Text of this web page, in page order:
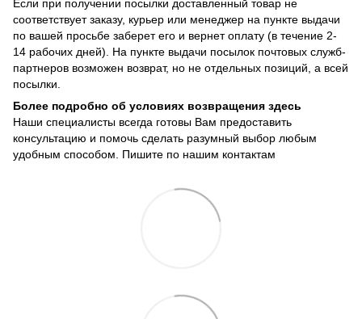
Если при получении посылки доставленный товар не
соответствует заказу, курьер или менеджер на пункте выдачи
по вашей просьбе заберет его и вернет оплату (в течение 2-
14 рабочих дней). На пункте выдачи посылок почтовых служб-
партнеров возможен возврат, но не отдельных позиций, а всей
посылки.
Более подробно об условиях возвращения здесь
Наши специалисты всегда готовы Вам предоставить
консультацию и помочь сделать разумный выбор любым
удобным способом. Пишите по нашим контактам